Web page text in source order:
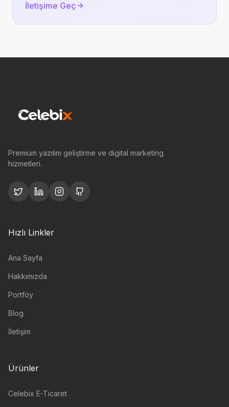
İletişime Geç
Premium yazılım geliştirme ve digital marketing
hizmetleri.
Hızlı Linkler
Ana Sayfa
Hakkımızda
Portföy
Blog
İletişim
Ürünler
Celebix E-Ticaret